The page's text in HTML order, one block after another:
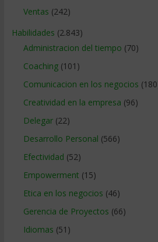
Ventas (242)
Habilidades (2.843)
Administracion del tiempo (70)
Coaching(101)
Comunicacion en los negocios
Creatividad en la empresa (96)
Delegar(22)
Desarrollo Personal (566)
Efectividad (52)
Empowerment (15)
Etica en los negocios (46)
Gerencia de Proyectos (66)
Idiomas (51)